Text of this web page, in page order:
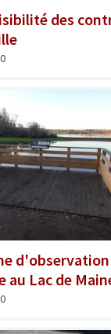
des
0
d'observation
Lac de
0